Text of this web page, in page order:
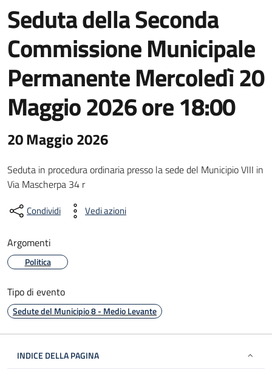
Seduta della Seconda
Commissione Municipale
Permanente Mercoledì 20
Maggio 2026 ore 18:00
20 Maggio 2026
Seduta in procedura ordinaria presso la sede del Municipio VIII in
Via Mascherpa 34 r
Condividi Vedi azioni
Argomenti
Politica
Tipo di evento
Sedute del Municipio 8 - Medio Levante
INDICE DELLA PAGINA